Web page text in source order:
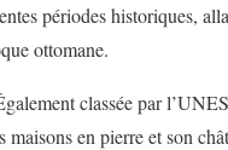
périodes historiques,
ottomane.
classée par
maisons en pierre et son